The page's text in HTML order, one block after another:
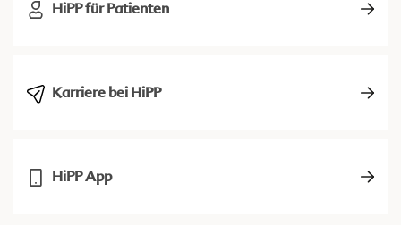
HiPP für Patienten
Karriere bei HiPP
HiPP App